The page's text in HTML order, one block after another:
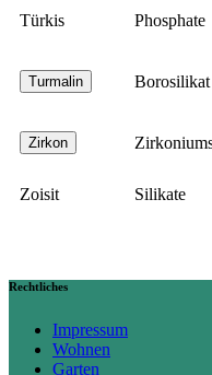
Türkis Phosphate
Turmalin Borosilikat
Zirkon
Zoisit Silikate
Rechtliches
Impressum
Wohnen
Garten